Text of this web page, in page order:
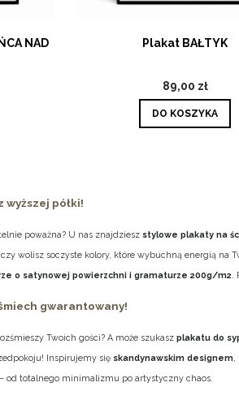
NAD
Plakat BAŁTYK
89,00 zł
DO KOSZYKA
półki!
poważna? U nas znajdziesz stylowe plakaty na
wolisz soczyste kolory, które wybuchną energią na
o satynowej powierzchni i gramaturze 200g/m2
gwarantowany!
Twoich gości? A może szukasz plakatu do
Inspirujemy się skandynawskim designem
– od totalnego minimalizmu po artystyczny chaos.